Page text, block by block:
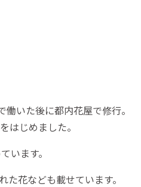
いた後に都内花屋で修行。
はじめました。
います。
花なども載せています。